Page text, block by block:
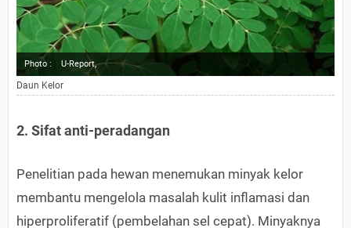
Photo : U-Report,
Daun Kelor
2. Sifat anti-peradangan
Penelitian pada hewan menemukan minyak kelor
membantu mengelola masalah kulit inflamasi dan
hiperproliferatif (pembelahan sel cepat). Minyaknya